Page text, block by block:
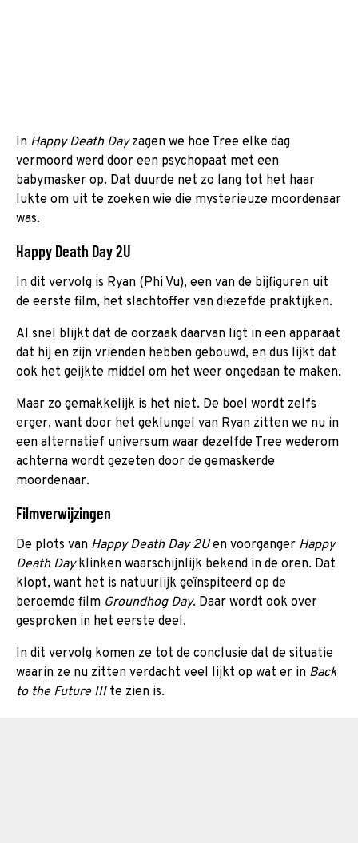
In Happy Death Dayzagen we hoe Tree elke dag
vermoord werd door een psychopaat met een
babymasker op. Dat duurde net zo lang tot het haar
lukte om uit te zoeken wie die mysterieuze moordenaar
was.
Happy Death Day 2U
In dit vervolg is Ryan (Phi Vu), een van de bijfiguren uit
de eerste film, het slachtoffer van diezefde praktijken.
Al snel blijkt dat de oorzaak daarvan ligt in een apparaat
dat hij en zijn vrienden hebben gebouwd, en dus lijkt dat
ook het geijkte middel om het weer ongedaan te maken.
Maar zo gemakkelijk is het niet. De boel wordt zelfs
erger, want door het geklungel van Ryan zitten we nu in
een alternatief universum waar dezelfde Tree wederom
achterna wordt gezeten door de gemaskerde
moordenaar.
Filmverwijzingen
De plots van Happy Death Day 2Uen voorganger Happy
Death Dayklinken waarschijnlijk bekend in de oren. Dat
klopt, want het is natuurlijk geïnspiteerd op de
beroemde film Groundhog Day. Daar wordt ook over
gesproken in het eerste deel.
In dit vervolg komen ze tot de conclusie dat de situatie
waarin ze nu zitten verdacht veel lijkt op wat er in Back
to the Future IIIte zien is.